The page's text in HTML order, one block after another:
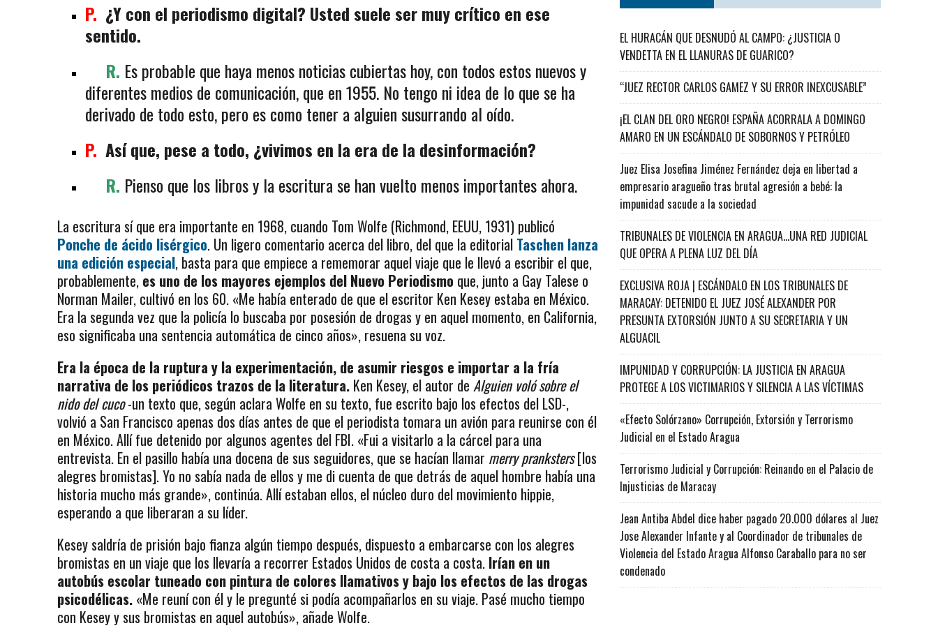
P. ¿Y con el periodismo digital? Usted suele ser muy crítico en ese
sentido.
R. Es probable que haya menos noticias cubiertas hoy, con todos estos nuevos y
diferentes medios de comunicación, que en 1955. No tengo ni idea de lo que se ha
derivado de todo esto, pero es como tener a alguien susurrando al oído.
P. Así que, pese a todo, ¿vivimos en la era de la desinformación?
R. Pienso que los libros y la escritura se han vuelto menos importantes ahora.
La escritura sí que era importante en 1968, cuando Tom Wolfe (Richmond, EEUU, 1931) publicó
Ponche de ácido lisérgico. Un ligero comentario acerca del libro, del que la editorial Taschen lanza
una edición especial, basta para que empiece a rememorar aquel viaje que le llevó a escribir el que,
probablemente, es uno de los mayores ejemplos del Nuevo Periodismo que, junto a Gay Talese o
Norman Mailer, cultivó en los 60. «Me había enterado de que el escritor Ken Kesey estaba en México.
Era la segunda vez que la policía lo buscaba por posesión de drogas y en aquel momento, en California,
eso significaba una sentencia automática de cinco años», resuena su voz.
Era la época de la ruptura y la experimentación, de asumir riesgos e importar a la fría
narrativa de los periódicos trazos de la literatura. Ken Kesey, el autor de Alguien voló sobre el
nido del cuco-un texto que, según aclara Wolfe en su texto, fue escrito bajo los efectos del LSD-,
volvió a San Francisco apenas dos días antes de que el periodista tomara un avión para reunirse con él
en México. Allí fue detenido por algunos agentes del FBI. «Fui a visitarlo a la cárcel para una
entrevista. En el pasillo había una docena de sus seguidores, que se hacían llamar merry pranksters[los
alegres bromistas]. Yo no sabía nada de ellos y me di cuenta de que detrás de aquel hombre había una
historia mucho más grande», continúa. Allí estaban ellos, el núcleo duro del movimiento hippie,
esperando a que liberaran a su líder.
Kesey saldría de prisión bajo fianza algún tiempo después, dispuesto a embarcarse con los alegres
bromistas en un viaje que los llevaría a recorrer Estados Unidos de costa a costa. Irían en un
autobús escolar tuneado con pintura de colores llamativos y bajo los efectos de las drogas
psicodélicas. «Me reuní con él y le pregunté si podía acompañarlos en su viaje. Pasé mucho tiempo
con Kesey y sus bromistas en aquel autobús», añade Wolfe.
EL HURACÁN QUE DESNUDÓ AL CAMPO: ¿JUSTICIA O
VENDETTA EN EL LLANURAS DE GUARICO?
“JUEZ RECTOR CARLOS GAMEZ Y SU ERROR INEXCUSABLE”
¡EL CLAN DEL ORO NEGRO! ESPAÑA ACORRALA A DOMINGO
AMARO EN UN ESCÁNDALO DE SOBORNOS Y PETRÓLEO
Juez Elisa Josefina Jiménez Fernández deja en libertad a
empresario aragueño tras brutal agresión a bebé: la
impunidad sacude a la sociedad
TRIBUNALES DE VIOLENCIA EN ARAGUA…UNA RED JUDICIAL
QUE OPERA A PLENA LUZ DEL DÍA
EXCLUSIVA ROJA | ESCÁNDALO EN LOS TRIBUNALES DE
MARACAY: DETENIDO EL JUEZ JOSÉ ALEXANDER POR
PRESUNTA EXTORSIÓN JUNTO A SU SECRETARIA Y UN
ALGUACIL
IMPUNIDAD Y CORRUPCIÓN: LA JUSTICIA EN ARAGUA
PROTEGE A LOS VICTIMARIOS Y SILENCIA A LAS VÍCTIMAS
«Efecto Solórzano» Corrupción, Extorsión y Terrorismo
Judicial en el Estado Aragua
Terrorismo Judicial y Corrupción: Reinando en el Palacio de
Injusticias de Maracay
Jean Antiba Abdel dice haber pagado 20.000 dólares al Juez
Jose Alexander Infante y al Coordinador de tribunales de
Violencia del Estado Aragua Alfonso Caraballo para no ser
condenado